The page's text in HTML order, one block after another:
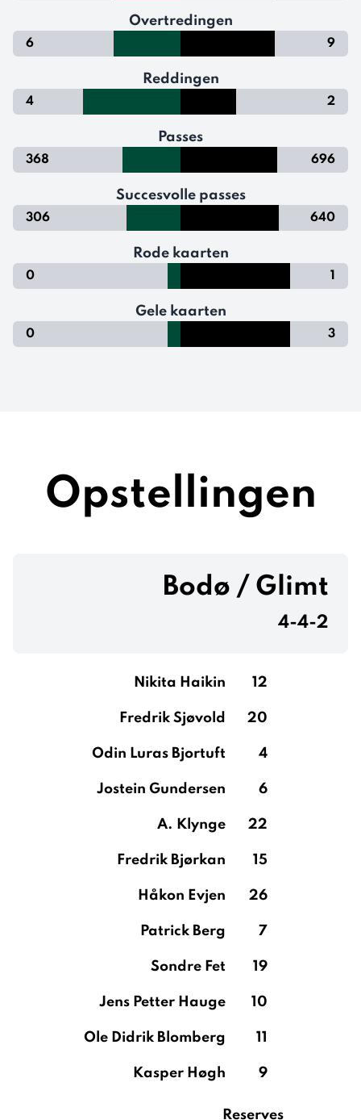
Overtredingen
6 9
Reddingen
4 2
Passes
368 696
Succesvolle passes
306 640
Rode kaarten
0 1
Gele kaarten
0 3
Opstellingen
Bodø / Glimt
4-4-2
Nikita Haikin 12
Fredrik Sjøvold 20
Odin Luras Bjortuft 4
Jostein Gundersen 6
A. Klynge 22
Fredrik Bjørkan 15
Håkon Evjen 26
Patrick Berg 7
Sondre Fet 19
Jens Petter Hauge 10
Ole Didrik Blomberg 11
Kasper Høgh 9
Reserves